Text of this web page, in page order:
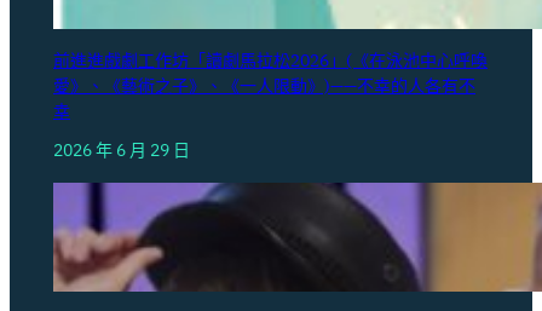
前進進戲劇工作坊「讀劇馬拉松2026」(《在泳池中心呼喚
愛》、《藝術之子》、《一人限動》)——不幸的人各有不
幸
2026 年 6 月 29 日